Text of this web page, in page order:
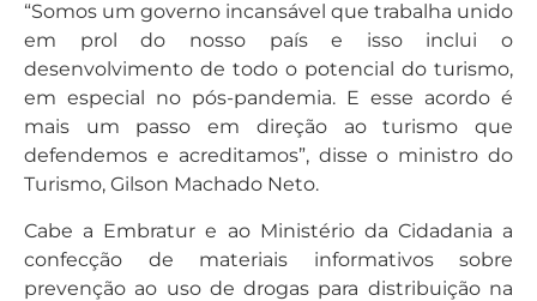
“Somos um governo incansável que trabalha unido
em prol do nosso país e isso inclui o
desenvolvimento de todo o potencial do turismo,
em especial no pós-pandemia. E esse acordo é
mais um passo em direção ao turismo que
defendemos e acreditamos”, disse o ministro do
Turismo, Gilson Machado Neto.
Cabe a Embratur e ao Ministério da Cidadania a
confecção de materiais informativos sobre
prevenção ao uso de drogas para distribuição na